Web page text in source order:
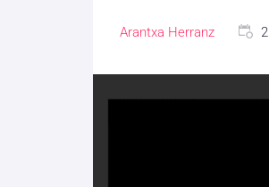
Arantxa Herranz